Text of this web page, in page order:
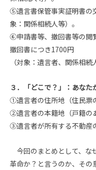
⑤遺言書保管事実証明書の
象：関係相続人等）。
⑥申請書等、撤回書等の閲
撤回書につき1700円
（対象：遺言者、関係相続
３．「どこで？」：あな
①遺言者の住所地（住民票
②遺言者の本籍地（戸籍の
③遺言者が所有する不動産
今回のまとめとして、な
革命か？と言うのか、その